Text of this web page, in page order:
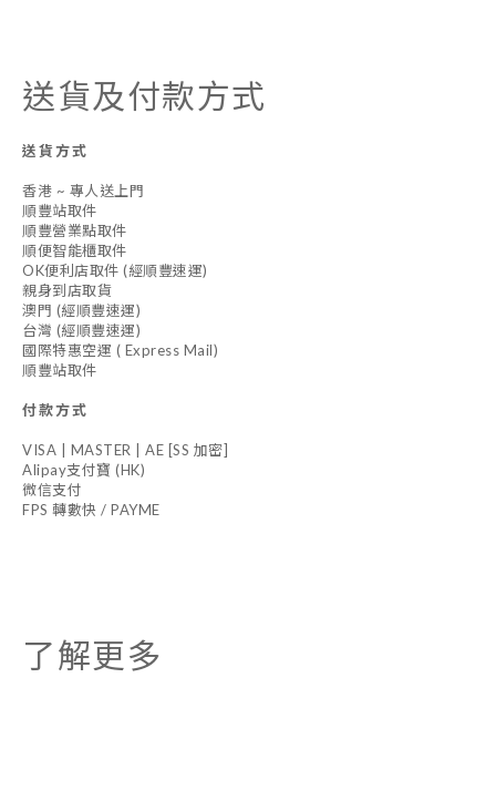
送貨及付款方式
送貨方式
香港 ~ 專人送上門
順豐站取件
順豐營業點取件
順便智能櫃取件
OK便利店取件 (經順豐速運)
親身到店取貨
澳門 (經順豐速運)
台灣 (經順豐速運)
國際特惠空運 ( Express Mail)
順豐站取件
付款方式
VISA | MASTER | AE [SS 加密]
Alipay支付寶 (HK)
微信支付
FPS 轉數快 / PAYME
了解更多